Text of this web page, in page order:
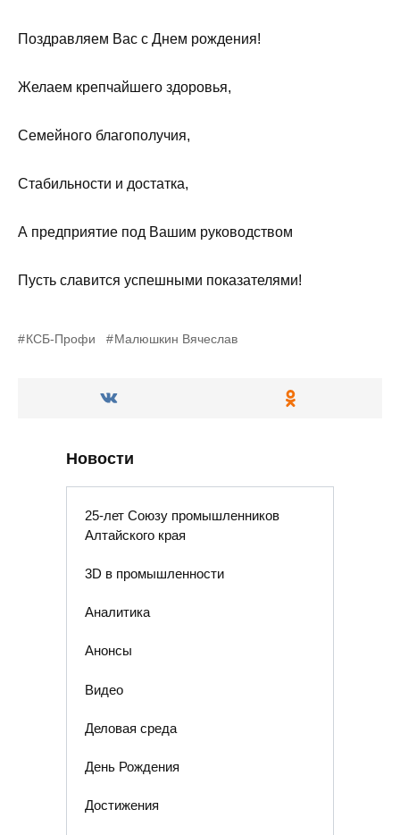
Поздравляем Вас с Днем рождения!
Желаем крепчайшего здоровья,
Семейного благополучия,
Стабильности и достатка,
А предприятие под Вашим руководством
Пусть славится успешными показателями!
КСБ-Профи Малюшкин Вячеслав
Новости
25-лет Союзу промышленников
Алтайского края
3D в промышленности
Аналитика
Анонсы
Видео
Деловая среда
День Рождения
Достижения